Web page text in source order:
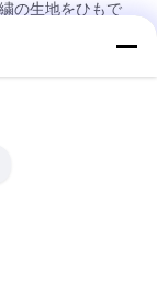
の生地をひもで
のピンクのスパ